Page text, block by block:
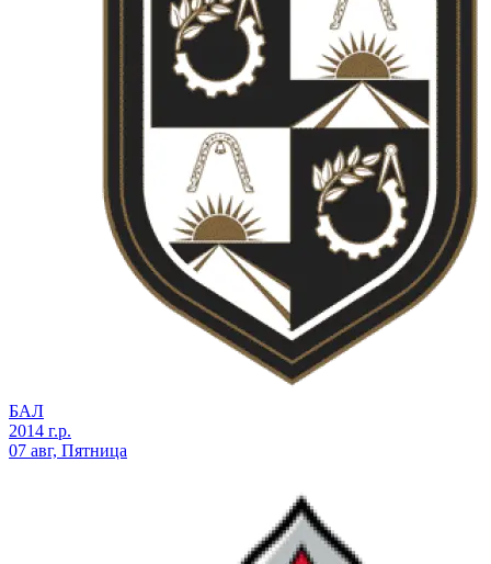
БАЛ
2014 г.р.
07 авг, Пятница